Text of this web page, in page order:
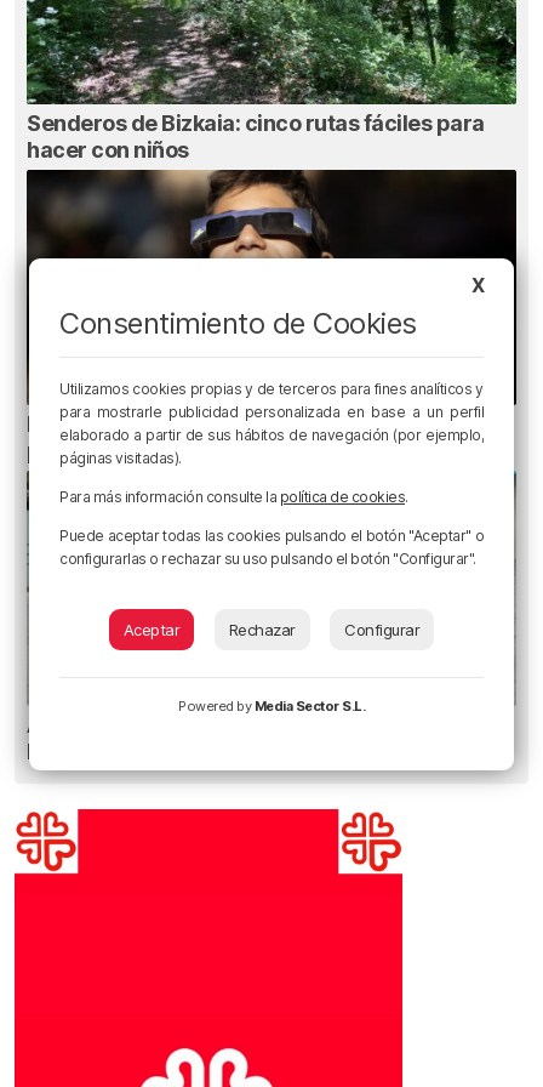
Senderos de Bizkaia: cinco rutas fáciles para
hacer con niños
Ni gafas de sol ni radiografías: los errores que
pueden dañar la retina durante el eclipse
Amor y humor en Aste Nagusia: «¿Quién se
besa como en las películas?»
X
Consentimiento de Cookies
Utilizamos cookies propias y de terceros para fines analíticos y
para mostrarle publicidad personalizada en base a un perfil
elaborado a partir de sus hábitos de navegación (por ejemplo,
páginas visitadas).
Para más información consulte la política de cookies.
Puede aceptar todas las cookies pulsando el botón "Aceptar" o
configurarlas o rechazar su uso pulsando el botón "Configurar".
Aceptar Rechazar Configurar
Powered by Media Sector S.L.